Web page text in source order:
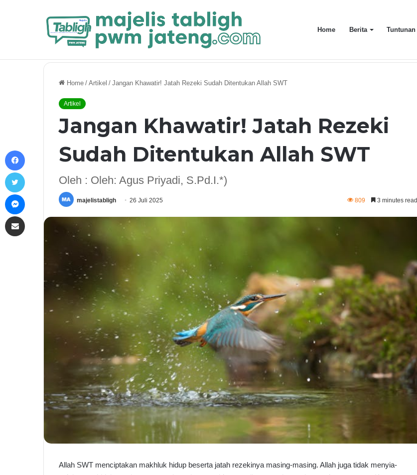
Home Berita Tuntunan
Breaking News
Khutbah Jum’at: Memaknai Kemerdekaan Sesuai Islam Dalam Era Kecerdasan Buatan
Home / Artikel / Jangan Khawatir! Jatah Rezeki Sudah Ditentukan Allah SWT
Artikel
Jangan Khawatir! Jatah Rezeki
Sudah Ditentukan Allah SWT
Oleh : Oleh: Agus Priyadi, S.Pd.I.*)
majelistabligh 26 Juli 2025 809 3 minutes read
Allah SWT menciptakan makhluk hidup beserta jatah rezekinya masing-masing. Allah juga tidak menyia-